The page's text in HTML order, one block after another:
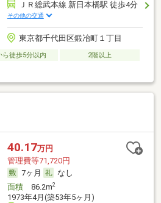
ＪＲ総武本線 新日本橋駅 徒歩4分
その他の交通
東京都千代田区鍛冶町１丁目
ら徒歩5分以内
2階以上
40.17万円
管理費等71,720円
7ヶ月
なし
面積86.2m2
1973年4月(築53年5ヶ月)